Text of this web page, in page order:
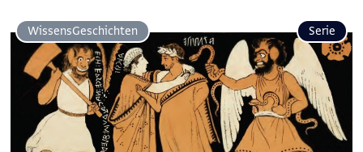
Wissens­Geschichten Serie